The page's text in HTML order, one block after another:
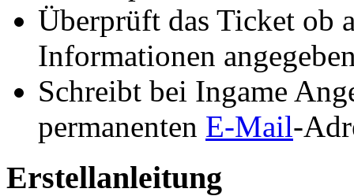
Überprüft das Ticket ob
Informationen
Schreibt bei Ingame
permanenten E-Mail-
Erstellanleitung